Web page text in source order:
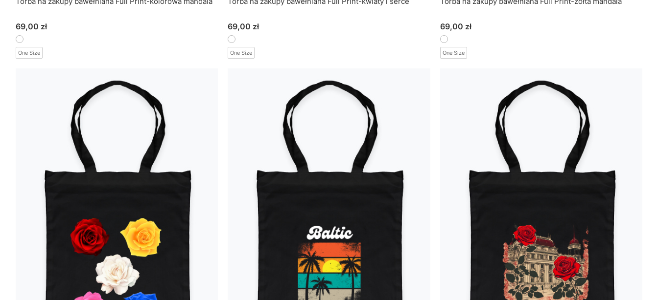
Cena
69,00 zł
One Size
Cena
69,00 zł
One Size
Cena
69,00 zł
One Size